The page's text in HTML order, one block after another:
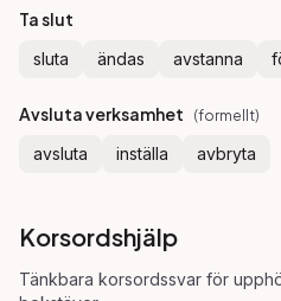
Ta slut
sluta ändas avstanna
Avsluta verksamhet (formellt)
avsluta inställa avbryta
Korsordshjälp
Tänkbara korsordssvar för